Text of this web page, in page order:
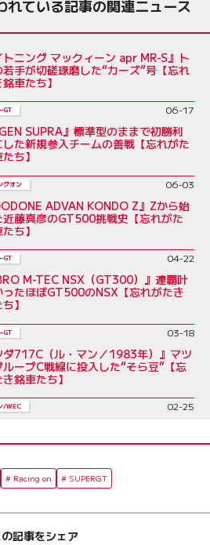
れている記事の関連ニュース
トニング マックィーン apr MR-S』ト
若手が切磋琢磨した“カーズ”号【忘れ
車たち】
GT 06-17
SUPRA』標準型のままで初勝利
した新規参入チームの善戦【忘れがた
ち】
グオン 06-03
ADVAN KONDO Z』Zから始
近藤真彦のGT500挑戦史【忘れがた
ち】
GT 04-22
M-TEC NSX（GT300）』連覇叶
ったほぼGT500のNSX【忘れがたき
】
GT 03-18
ダ717C（ル・マン／1983年）』マツ
ループC戦線に投入した“そら豆”【忘
銘車たち】
/WEC 02-25
Racing on SUPERGT
の記事をシェア